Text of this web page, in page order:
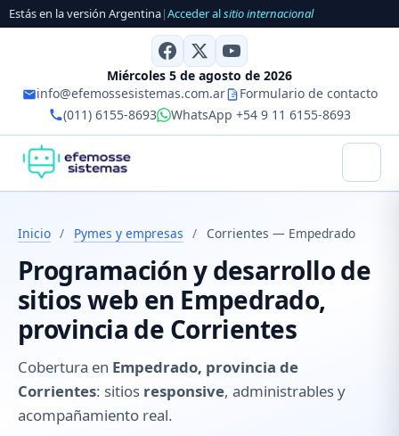
Estás en la versión Argentina|Acceder alsitio internacional
Miércoles 5 de agosto de 2026
info@efemossesistemas.com.ar
Formulario de contacto
(011) 6155-8693
WhatsApp +54 9 11 6155-8693
Inicio / Pymes y empresas / Corrientes — Empedrado
Programación y desarrollo de
sitios web en Empedrado,
provincia de Corrientes
Cobertura en Empedrado, provincia de
Corrientes: sitios responsive, administrables y
acompañamiento real.